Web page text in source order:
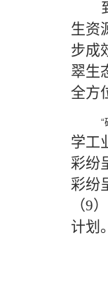
生资
步成
翠生
全方
“
学工
彩纷
彩纷
（9
计划。